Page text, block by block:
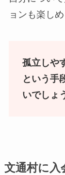
ョンも楽しめ
孤立しや
という手
いでしょ
文通村に入